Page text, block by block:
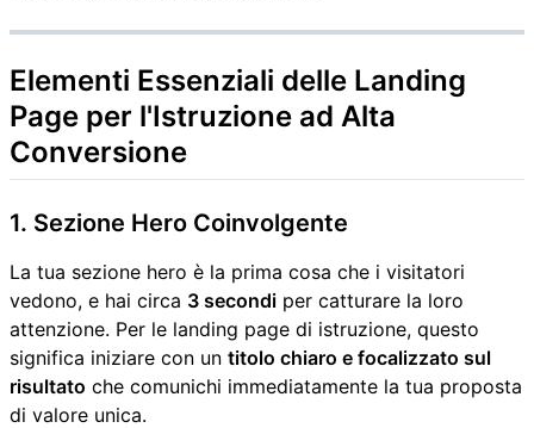
Elementi Essenziali delle Landing
Page per l'Istruzione ad Alta
Conversione
1. Sezione Hero Coinvolgente
La tua sezione hero è la prima cosa che i visitatori
vedono, e hai circa 3 secondi per catturare la loro
attenzione. Per le landing page di istruzione, questo
significa iniziare con un titolo chiaro e focalizzato sul
risultato che comunichi immediatamente la tua proposta
di valore unica.